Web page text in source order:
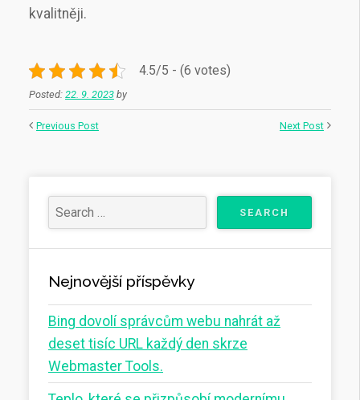
kvalitněji.
4.5/5 - (6 votes)
Posted: 22. 9. 2023 by
Previous Post Next Post
Nejnovější příspěvky
Bing dovolí správcům webu nahrát až
deset tisíc URL každý den skrze
Webmaster Tools.